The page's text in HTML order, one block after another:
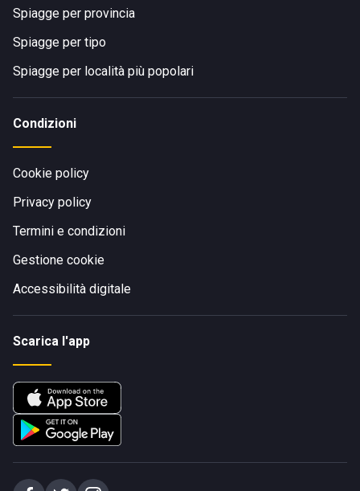
Spiagge per provincia
Spiagge per tipo
Spiagge per località più popolari
Condizioni
Cookie policy
Privacy policy
Termini e condizioni
Gestione cookie
Accessibilità digitale
Scarica l'app